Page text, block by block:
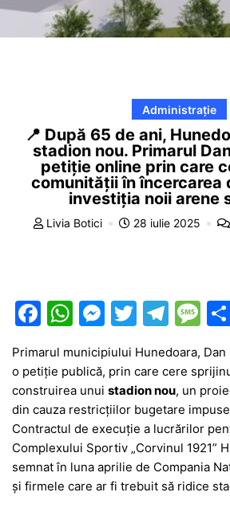
Administrație
📍 După 65 de ani,
stadion nou. Primarul
petiție online prin care
comunității în încercarea
investiția noii arene
Livia Botici 28 iulie 2025
F
c
e
b
o
o
k
W
at
s
A
p
p
M
e
s
s
e
n
g
er
T
itt
er
T
e
gr
a
m
M
s
s
a
g
e
Primarul municipiului Hunedoara,
o petiție publică, prin care cere
construirea unui stadion nou, un
din cauza restricțiilor bugetare
Contractul de execuție a lucrărilor
Complexului Sportiv „Corvinul 1921”
semnat în luna aprilie de Compania
și firmele care ar fi trebuit să ridice